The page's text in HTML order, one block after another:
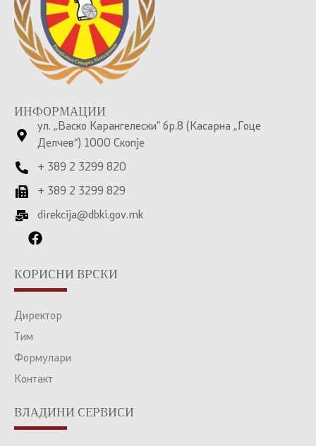
ИНФОРМАЦИИ
ул. „Васко Карангелески” бр.8 (Касарна „Гоце
Делчев“) 1000 Скопје
+ 389 2 3299 820
+ 389 2 3299 829
direkcija@dbki.gov.mk
КОРИСНИ ВРСКИ
Директор
Тим
Формулари
Контакт
ВЛАДИНИ СЕРВИСИ